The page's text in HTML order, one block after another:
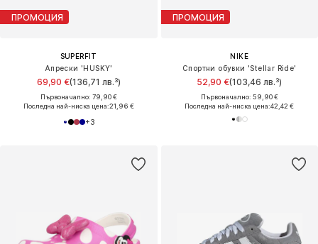
ПРОМОЦИЯ
SUPERFIT
Апрески 'HUSKY'
69,90 €(136,71 лв.³)
Първоначално: 79,90 €
Последна най-ниска цена:21,96 €
+3
ПРОМОЦИЯ
NIKE
Спортни обувки 'Stellar Ride'
52,90 €(103,46 лв.³)
Първоначално: 59,90 €
Последна най-ниска цена:42,42 €